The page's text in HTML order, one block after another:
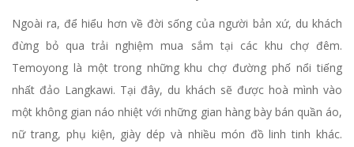
Ngoài ra, để hiểu hơn về đời sống của người bản xứ, du khách
đừng bỏ qua trải nghiệm mua sắm tại các khu chợ đêm.
Temoyong là một trong những khu chợ đường phố nổi tiếng
nhất đảo Langkawi. Tại đây, du khách sẽ được hoà mình vào
một không gian náo nhiệt với những gian hàng bày bán quần áo,
nữ trang, phụ kiện, giày dép và nhiều món đồ linh tinh khác.